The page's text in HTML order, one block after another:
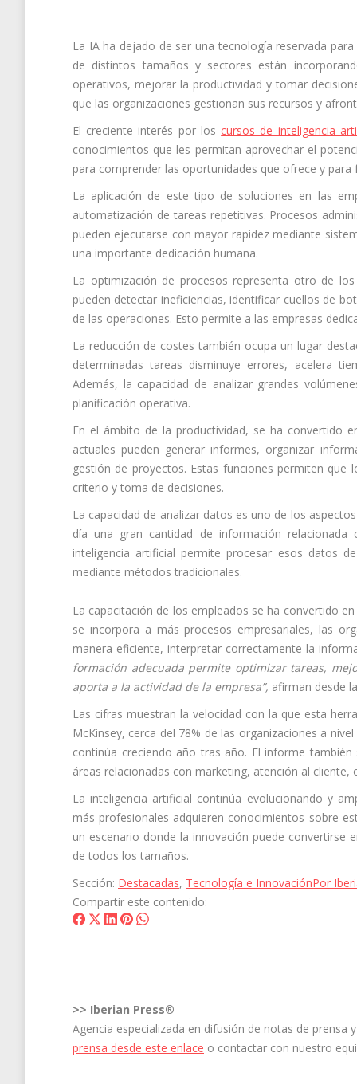
La IA ha dejado de ser una tecnología reservada
de distintos tamaños y sectores están
operativos, mejorar la productividad y tomar
que las organizaciones gestionan sus recursos y
El creciente interés por loscursos de inteligencia
conocimientos que les permitan aprovechar el
para comprender las oportunidades que ofrece y
La aplicación de este tipo de soluciones en las
automatización de tareas repetitivas. Procesos
pueden ejecutarse con mayor rapidez mediante
una importante dedicación humana.
La optimización de procesos representa otro de
pueden detectar ineficiencias, identificar cuellos de
de las operaciones. Esto permite a las empresas
La reducción de costes también ocupa un lugar
determinadas tareas disminuye errores, acelera
Además, la capacidad de analizar grandes
planificación operativa.
En el ámbito de la productividad, se ha convertido
actuales pueden generar informes, organizar
gestión de proyectos. Estas funciones permiten que
criterio y toma de decisiones.
La capacidad de analizar datos es uno de los
día una gran cantidad de información
inteligencia artificial permite procesar esos datos
mediante métodos tradicionales.
La capacitación de los empleados se ha convertido
se incorpora a más procesos empresariales, las
manera eficiente, interpretar correctamente la
formación adecuada permite optimizar tareas,
aporta a la actividad de la empresa”, afirman desde
Las cifras muestran la velocidad con la que esta
McKinsey, cerca del 78% de las organizaciones a
continúa creciendo año tras año. El informe
áreas relacionadas con marketing, atención al
La inteligencia artificial continúa evolucionando y
más profesionales adquieren conocimientos sobre
un escenario donde la innovación puede convertirse
de todos los tamaños.
Sección: Destacadas, Tecnología e InnovaciónPor
Compartir este contenido:
ShareShareShare
ShareShare
>> Iberian Press®
Agencia especializada en difusión de notas de
prensa desde este enlace o contactar con nuestro